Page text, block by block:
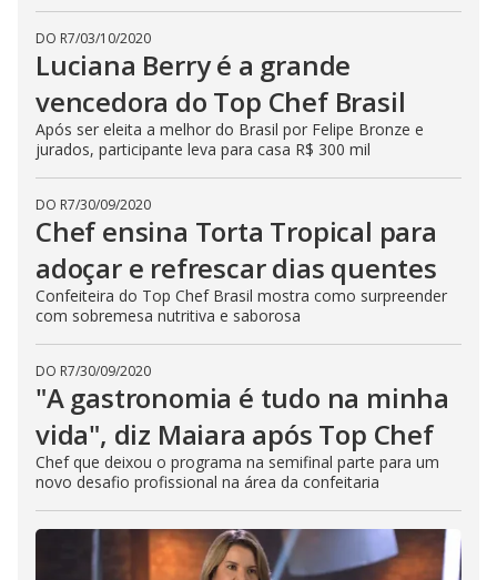
DO R7/03/10/2020
Luciana Berry é a grande
vencedora do Top Chef Brasil
Após ser eleita a melhor do Brasil por Felipe Bronze e
jurados, participante leva para casa R$ 300 mil
DO R7/30/09/2020
Chef ensina Torta Tropical para
adoçar e refrescar dias quentes
Confeiteira do Top Chef Brasil mostra como surpreender
com sobremesa nutritiva e saborosa
DO R7/30/09/2020
"A gastronomia é tudo na minha
vida", diz Maiara após Top Chef
Chef que deixou o programa na semifinal parte para um
novo desafio profissional na área da confeitaria